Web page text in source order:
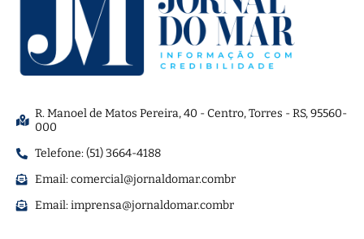
R. Manoel de Matos Pereira, 40 - Centro, Torres - RS, 95560-
000
Telefone: (51) 3664-4188
Email:comercial@jornaldomar.combr
Email:imprensa@jornaldomar.combr